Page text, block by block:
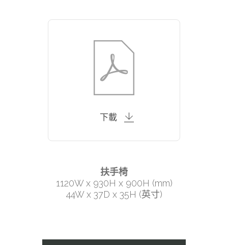
下載
扶手椅
1120W x 930H x 900H (mm)
44W x 37D x 35H (英寸)